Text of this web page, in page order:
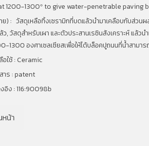
1200-1300º to give water-penetrable paving
ย) : วัสดุเหลือทิ้งเซรามิกที่บดแล้วนำมาเคลือบกับส่วน
ว,วัสดุสำหรับเผา และตัวประสานเรซินสังเคราะห์ แล้
1300 องศาเซลเซียสเพื่อให้ได้บล็อคปูถนนที่น้ำสามา
ใช้ : Ceramic
าร : patent
อิง : 116:90098b
น้า